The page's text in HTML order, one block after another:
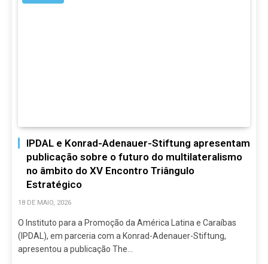
IPDAL e Konrad-Adenauer-Stiftung apresentam
publicação sobre o futuro do multilateralismo
no âmbito do XV Encontro Triângulo
Estratégico
18 DE MAIO, 2026
O Instituto para a Promoção da América Latina e Caraíbas
(IPDAL), em parceria com a Konrad-Adenauer-Stiftung,
apresentou a publicação The…